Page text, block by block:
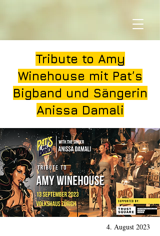
Tribute to Amy
Winehouse mit Pat’s
Bigband und Sängerin
Anissa Damali
4. August 2023